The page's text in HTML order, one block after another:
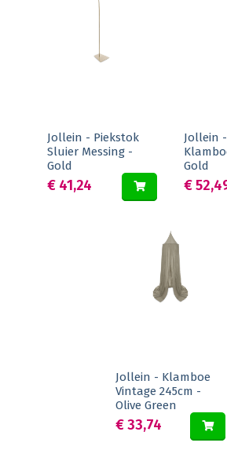
Jollein - Piekstok
Sluier Messing -
Gold
€ 41,24
Jollein
Gold
€
Jollein - Klamboe
Vintage 245cm -
Olive Green
€ 33,74